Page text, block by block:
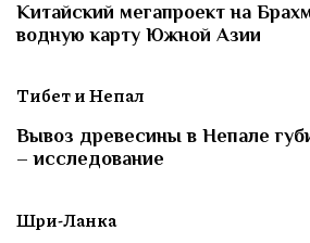
Китайский мегапроект на
водную карту Южной Азии
Тибет и Непал
Вывоз древесины в Непале
– исследование
Шри-Ланка